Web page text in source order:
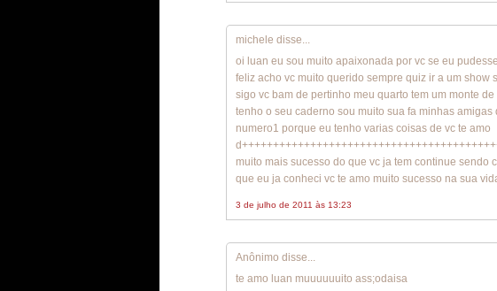
michele disse...
oi luan eu sou muito apaixonada por vc se eu
feliz acho vc muito querido sempre quiz ir a um show
sigo vc bam de pertinho meu quarto tem um monte
tenho o seu caderno sou muito sua fa minhas
numero1 porque eu tenho varias coisas de vc te amo
muito mais sucesso do que vc ja tem continue sendo
que eu ja conheci vc te amo muito sucesso na sua
3 de julho de 2011 às 13:23
Anônimo disse...
te amo luan muuuuuuito ass;odaisa